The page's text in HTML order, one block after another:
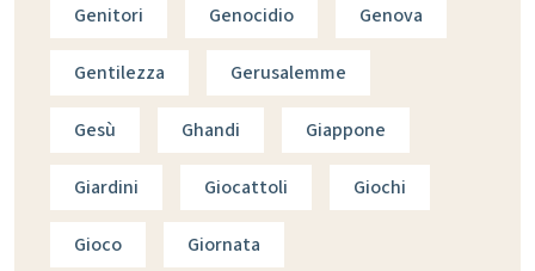
Genitori Genocidio Genova
Gentilezza Gerusalemme
Gesù Ghandi Giappone
Giardini Giocattoli Giochi
Gioco Giornata